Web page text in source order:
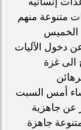
إدخال ٢٢٠ شاحنات متنوعة منهم
الخميس
دخول الآليات
الى غزة
أمس السبت
عن جاهزية
جاهزة